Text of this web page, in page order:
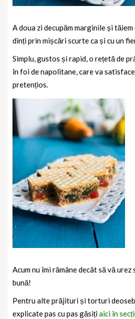
A doua zi decupăm marginile și
dinți prin mișcări scurte ca și cu un
Simplu, gustos și rapid, o rețetă de
în foi de napolitane, care va
pretențios.
Acum nu îmi rămâne decât să vă
bună!
Pentru alte prăjituri și torturi
explicate pas cu pas găsițiaici în